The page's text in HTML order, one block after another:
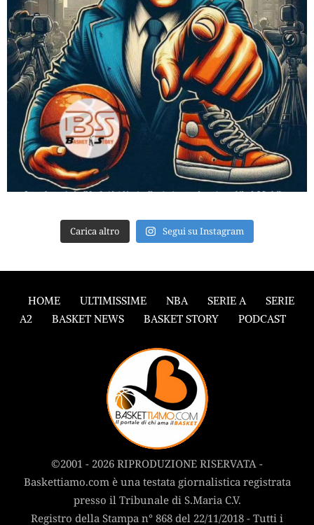
Carica altro Segui su Instagram
HOME ULTIMISSIME NBA SERIE A
SERIE
A2
BASKET NEWS BASKET STORY PODCAST
©2001 - 2026 RIPRODUZIONE RISERVATA -
Baskettiamo.com è una testata giornalistica registrata
presso il Tribunale di S.Maria C.V.
Registro della Stampa n° 868 del 22/11/2018 - Tutti i